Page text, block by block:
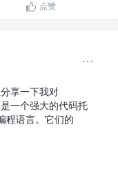
点赞
享一下我对
一个强大的代码托
程语言。它们的